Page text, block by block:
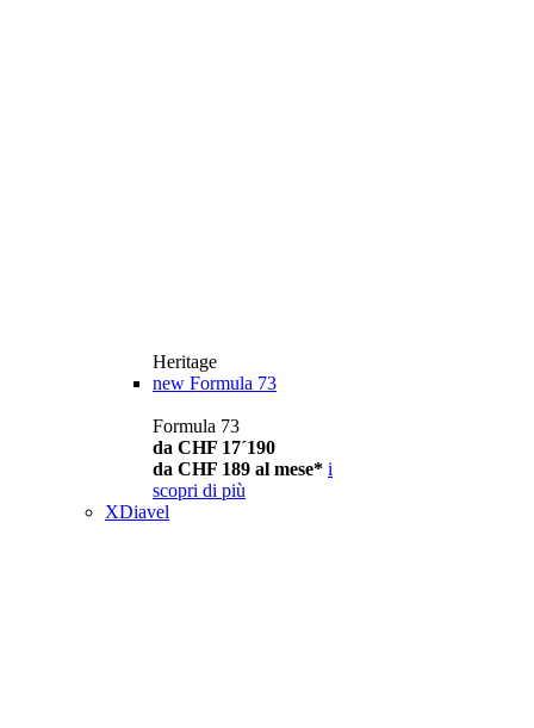
Heritage
new Formula 73
Formula 73
da CHF 17´190
da CHF 189 al mese* i
scopri di più
XDiavel